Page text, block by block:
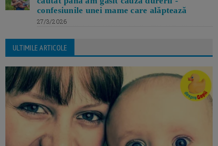
confesiunile unei mame care alăptează
27/3/2026
ULTIMILE ARTICOLE